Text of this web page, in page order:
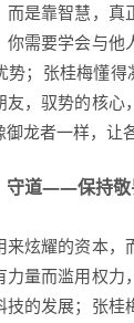
而是靠智慧，
你需要学会与
势；张桂梅懂得
友，驭势的核
龙者一样，让
守道——保持敬
炫耀的资本，
力量而滥用权
技的发展；张